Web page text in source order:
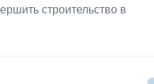
строительство в